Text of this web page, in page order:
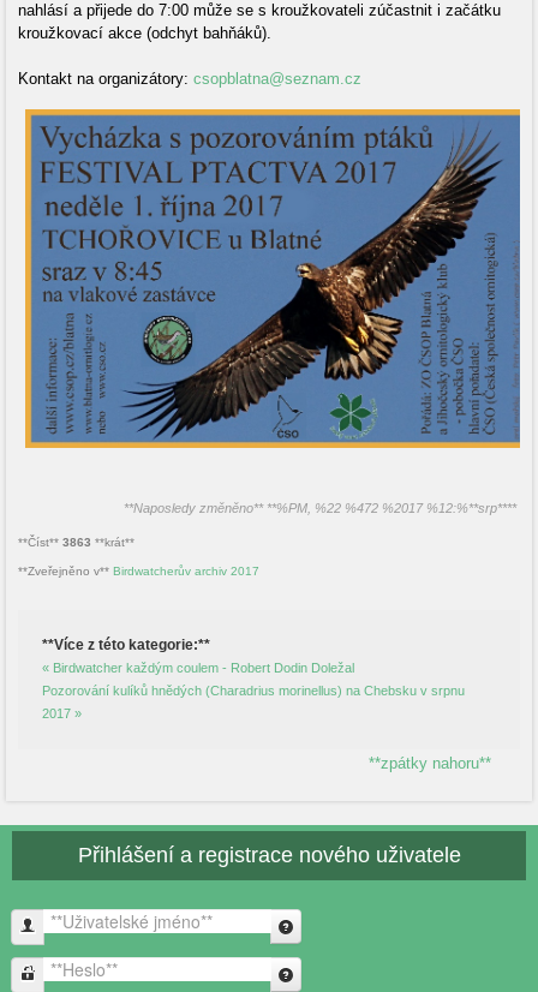
nahlásí a přijede do 7:00 může se s kroužkovateli zúčastnit i začátku
kroužkovací akce (odchyt bahňáků).
Kontakt na organizátory: csopblatna@seznam.cz
**Naposledy změněno** **%PM, %22 %472 %2017 %12:%**srp****
**Číst** 3863 **krát**
**Zveřejněno v** Birdwatcherův archiv 2017
**Více z této kategorie:**
« Birdwatcher každým coulem - Robert Dodin Doležal
Pozorování kulíků hnědých (Charadrius morinellus) na Chebsku v srpnu
2017 »
**zpátky nahoru**
Přihlášení a registrace nového uživatele
**Uživatelské jméno**
**Heslo**